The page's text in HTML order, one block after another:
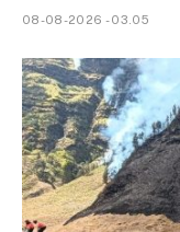
08-08-2026 - 03.05